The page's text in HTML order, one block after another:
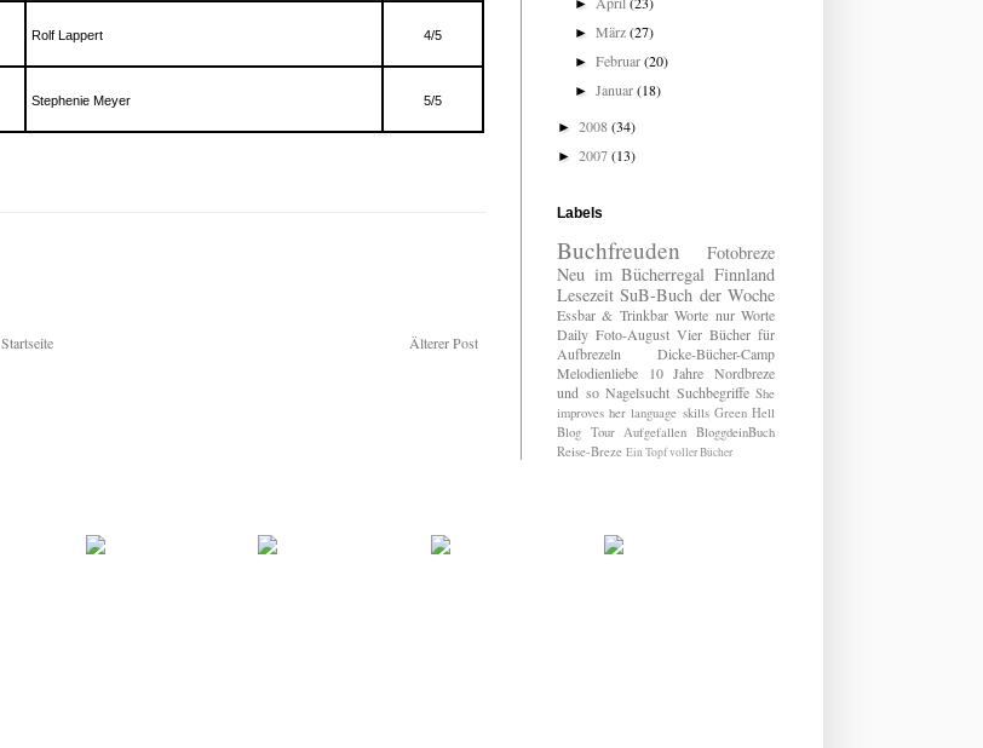
Rolf Lappert 4/5
Stephenie Meyer 5/5
Älterer Post
Startseite
►
►März(27)
►Februar(20)
►Januar(18)
► 2008(34)
► 2007(13)
Labels
Buchfreuden
Fotobreze
Neu im Bücherregal Finnland
Lesezeit SuB-Buch der Woche
Essbar & Trinkbar Worte nur Worte
Daily Foto-August Vier Bücher für
Aufbrezeln
Dicke-Bücher-Camp
Melodienliebe
10 Jahre Nordbreze
und so Nagelsucht Suchbegriffe She
improves her language skills Green Hell
Blog Tour Aufgefallen BloggdeinBuch
Reise-Breze Ein Topf voller Bücher